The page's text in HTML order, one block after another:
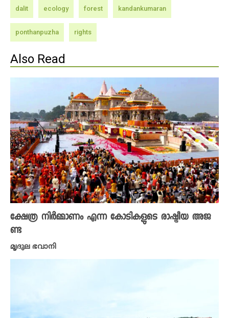
dalit ecology forest kandankumaran
ponthanpuzha rights
Also Read
ക്ഷേത്ര നിർമ്മാണം എന്ന കോടികളുടെ രാഷ്ട്രീയ അജ
ണ്ട
മൃദുല ഭവാനി